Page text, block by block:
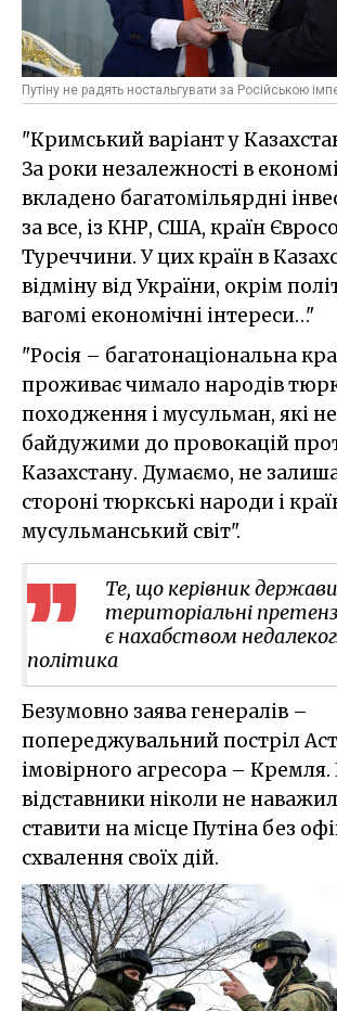
Путіну не радять ностальгувати за Російською
"Кримський варіант у
За роки незалежності в
вкладено багатомільярдні
за все, із КНР, США, країн
Туреччини. У цих країн в
відміну від України, окрім
вагомі економічні інтереси…"
"Росія – багатонаціональна
проживає чимало народів
походження і мусульман, які
байдужими до провокацій
Казахстану. Думаємо, не
стороні тюркські народи і
мусульманський світ".
Те, що керівник
територіальні
є нахабством
політика
Безумовно заява генералів –
попереджувальний постріл
імовірного агресора –
відставники ніколи не
ставити на місце Путіна без
схвалення своїх дій.